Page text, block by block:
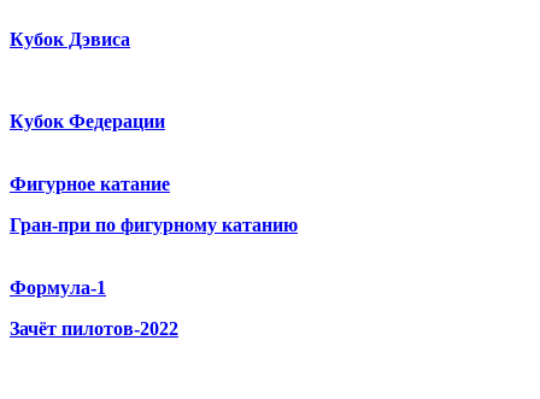
Кубок Дэвиса
Кубок Федерации
Фигурное катание
Гран-при по фигурному катанию
Формула-1
Зачёт пилотов-2022